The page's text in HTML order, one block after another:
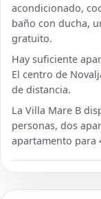
acondicionado,
baño con ducha,
gratuito.
Hay suficiente
El centro de
de distancia.
La Villa Mare B
personas, dos
apartamento para